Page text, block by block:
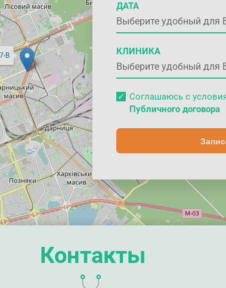
ДАТА
КЛИНИКА
Соглашаюсь с
Публичного договора
В
Контакты